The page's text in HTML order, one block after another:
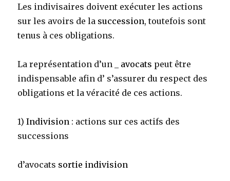
Les indivisaires doivent exécuter les actions
sur les avoirs de la succession, toutefois sont
tenus à ces obligations.
La représentation d’un _ avocats peut être
indispensable afin d’ s’assurer du respect des
obligations et la véracité de ces actions.
1)Indivision : actions sur ces actifs des
successions
d’avocats sortie indivision